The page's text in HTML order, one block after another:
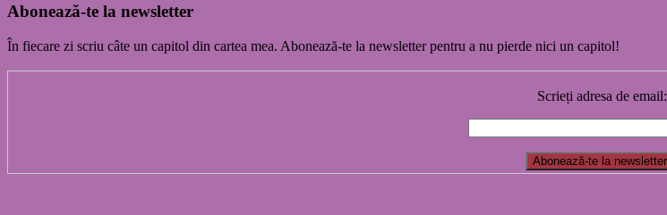
Abonează-te la newsletter
În fiecare zi scriu câte un capitol din cartea mea. Abonează-te la newsletter pentru a nu pierde nici un capitol!
Scrieți adresa de email: